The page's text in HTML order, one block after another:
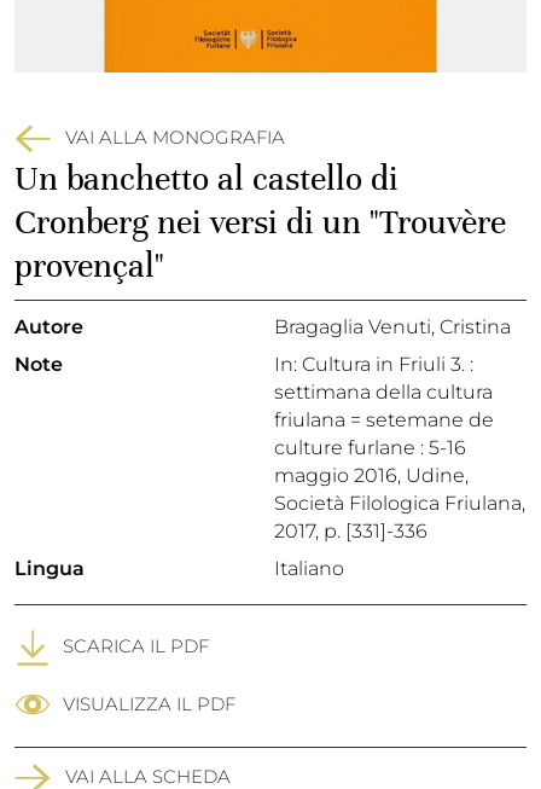
VAI ALLA MONOGRAFIA
Un banchetto al castello di
Cronberg nei versi di un "Trouvère
provençal"
Autore
Bragaglia Venuti, Cristina
Note
In: Cultura in Friuli 3. :
settimana della cultura
friulana = setemane de
culture furlane : 5-16
maggio 2016, Udine,
Società Filologica Friulana,
2017, p. [331]-336
Lingua
Italiano
SCARICA IL PDF
VISUALIZZA IL PDF
VAI ALLA SCHEDA